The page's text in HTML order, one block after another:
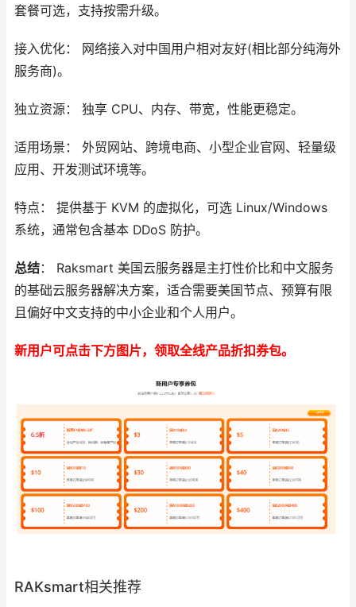
套餐可选，支持按需升级。
接入优化： 网络接入对中国用户相对友好(相比部分纯海外
服务商)。
独立资源： 独享 CPU、内存、带宽，性能更稳定。
适用场景： 外贸网站、跨境电商、小型企业官网、轻量级
应用、开发测试环境等。
特点： 提供基于 KVM 的虚拟化，可选 Linux/Windows
系统，通常包含基本 DDoS 防护。
总结： Raksmart 美国云服务器是主打性价比和中文服务
的基础云服务器解决方案，适合需要美国节点、预算有限
且偏好中文支持的中小企业和个人用户。
新用户可点击下方图片，领取全线产品折扣券包。
RAKsmart相关推荐